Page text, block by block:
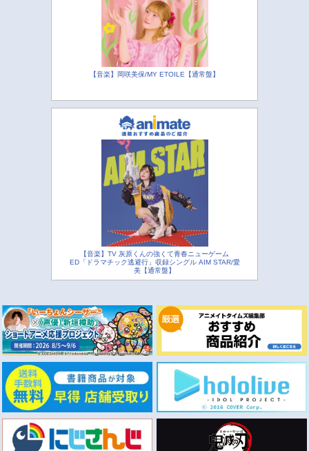
【音楽】岡咲美保/MY ETOILE【通常盤】
【音楽】TV 灰原くんの強くて青春ニューゲーム
ED「ドラマチック逃避行」収録シングル AIM STAR/愛
美【通常盤】